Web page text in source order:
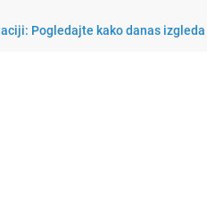
Pogledajte kako danas